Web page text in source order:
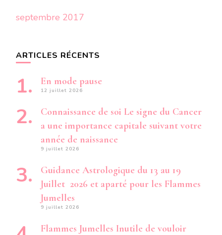
septembre 2017
ARTICLES RÉCENTS
En mode pause
12 juillet 2026
Connaissance de soi Le signe du Cancer
a une importance capitale suivant votre
année de naissance
9 juillet 2026
Guidance Astrologique du 13 au 19
Juillet 2026 et aparté pour les Flammes
Jumelles
9 juillet 2026
Flammes Jumelles Inutile de vouloir